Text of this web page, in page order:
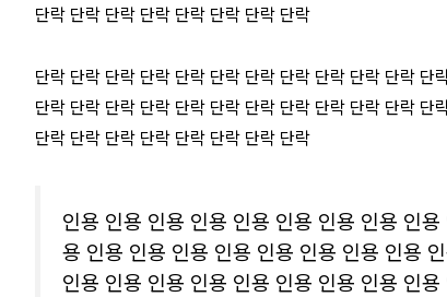
단락 단락 단락 단락 단락 단락 단락 단락
단락 단락 단락 단락 단락 단락 단락 단락 단락 단락 단락
단락 단락 단락 단락 단락 단락 단락 단락 단락 단락 단락
단락 단락 단락 단락 단락 단락 단락 단락
인용 인용 인용 인용 인용 인용 인용 인용 인
용 인용 인용 인용 인용 인용 인용 인용 인용
인용 인용 인용 인용 인용 인용 인용 인용 인